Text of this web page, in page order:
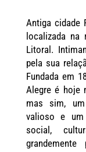
Antiga cidade
localizada na
Litoral.
pela sua
Fundada em
Alegre é hoje
mas sim,
valioso e
social,